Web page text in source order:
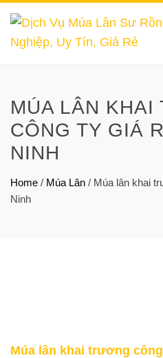
MÚA LÂN KHAI
CÔNG TY GIÁ
NINH
Home / Múa Lân / Múa lân khai
Ninh
Múa lân khai trương